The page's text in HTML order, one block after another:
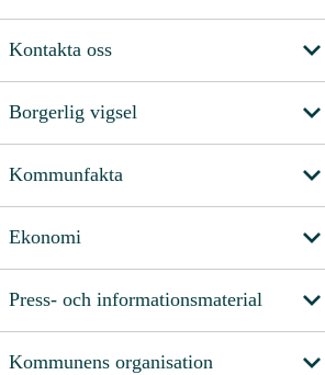
Kontakta oss
Borgerlig vigsel
Kommunfakta
Ekonomi
Press- och informationsmaterial
Kommunens organisation